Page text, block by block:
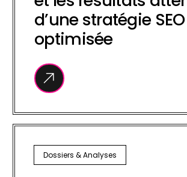
d’une stratégie
optimisée
Dossiers & Analyses